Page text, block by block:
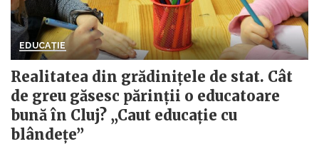
EDUCAȚIE
Realitatea din grădinițele de stat. Cât
de greu găsesc părinții o educatoare
bună în Cluj? „Caut educație cu
blândețe”